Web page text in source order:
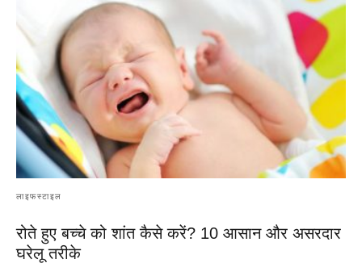
लाइफस्टाइल
रोते हुए बच्चे को शांत कैसे करें? 10 आसान और असरदार
घरेलू तरीके